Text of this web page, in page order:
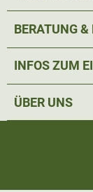
BERATUNG
INFOS ZUM
ÜBER UNS